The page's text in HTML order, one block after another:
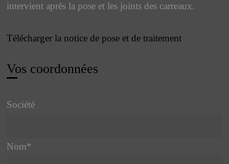
intervient après la pose et les joints des carreaux.
Télécharger la notice de pose et de traitement
Vos coordonnées
Société
Nom*